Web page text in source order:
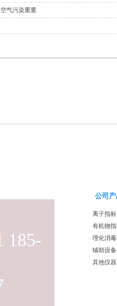
气污染重重
185-
公司
离子指标
有机物
理化消
辅助设备
其他仪器